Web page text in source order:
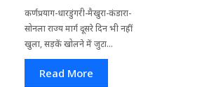
कर्णप्रयाग-धारडुंगरी-मैखुरा-कंडारा-
सोनला राज्य मार्ग दूसरे दिन भी नहीं
खुला, सड़कें खोलने में जुटा...
Read More